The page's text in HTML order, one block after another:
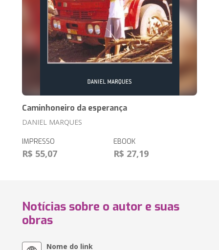
Caminhoneiro da esperança
DANIEL MARQUES
IMPRESSO
R$ 55,07
EBOOK
R$ 27,19
Notícias sobre o autor e suas
obras
Nome do link